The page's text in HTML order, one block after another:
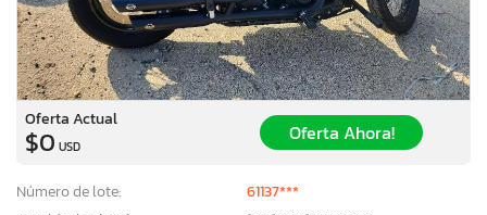
Oferta Actual
$0 USD
Oferta Ahora!
Número de lote:
61137***